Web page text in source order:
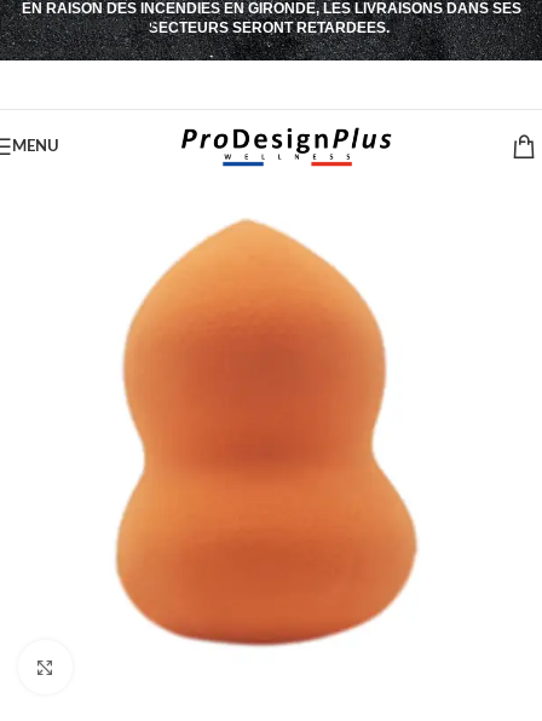
Passer à la navigation
Passer au contenu principal
EN RAISON DES INCENDIES EN GIRONDE, LES LIVRAISONS DANS SES
SECTEURS SERONT RETARDEES.
MENU